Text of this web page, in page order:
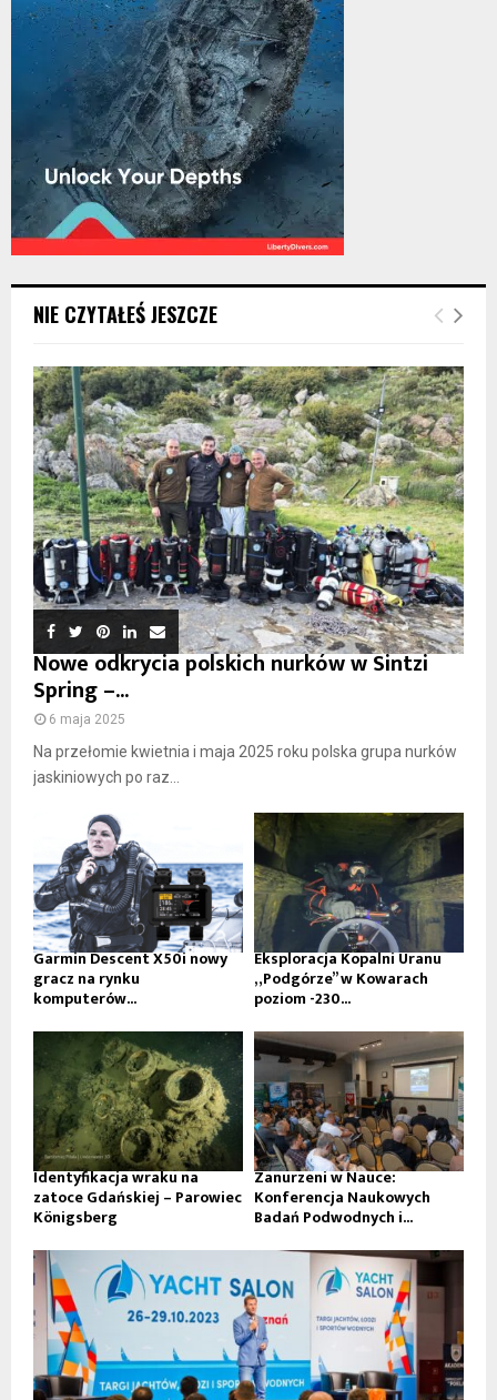
NIE CZYTAŁEŚ JESZCZE
Nowe odkrycia polskich nurków w Sintzi
Spring –...
6 maja 2025
Na przełomie kwietnia i maja 2025 roku polska grupa nurków
jaskiniowych po raz...
Garmin Descent X50i nowy
gracz na rynku
komputerów...
Eksploracja Kopalni Uranu
„Podgórze” w Kowarach
poziom -230...
Identyfikacja wraku na
zatoce Gdańskiej – Parowiec
Königsberg
Zanurzeni w Nauce:
Konferencja Naukowych
Badań Podwodnych i...